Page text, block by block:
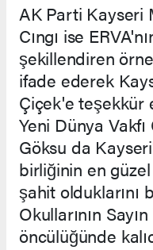
AK Parti Kayseri
Cıngı ise
şekillendiren
ifade ederek
Çiçek'e teşekkür
Yeni Dünya
Göksu da
birliğinin en
şahit olduklarını
Okullarının
öncülüğünde